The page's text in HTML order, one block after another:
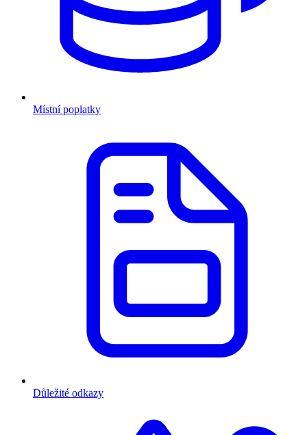
Místní poplatky
Důležité odkazy